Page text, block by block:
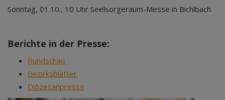
Sonntag, 01.10., 10 Uhr Seelsorgeraum-Messe in Bichlbach
Berichte in der Presse:
Rundschau
Bezirksblätter
Diözesanpresse